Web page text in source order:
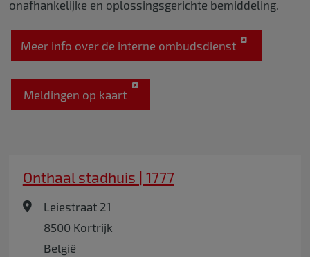
onafhankelijke en oplossingsgerichte bemiddeling.
Meer info over de interne ombudsdienst
Meldingen op kaart
Onthaal stadhuis | 1777
Leiestraat 21
8500 Kortrijk
België